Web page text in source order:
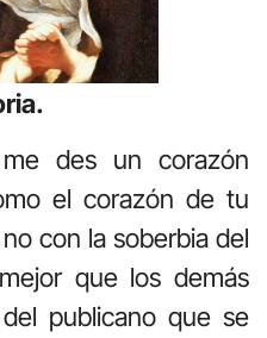
des un corazón
el corazón de tu
con la soberbia del
que los demás
publicano que se